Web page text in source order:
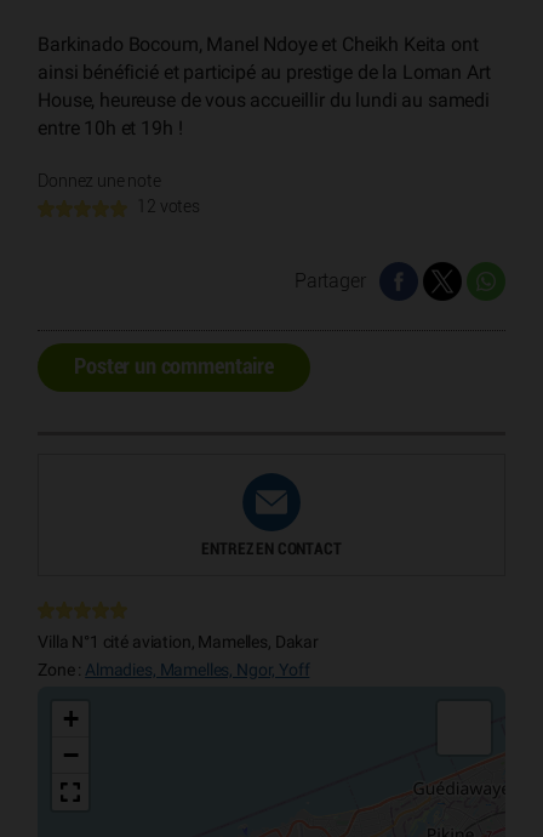
Barkinado Bocoum, Manel Ndoye et Cheikh Keita ont
ainsi bénéficié et participé au prestige de la Loman Art
House, heureuse de vous accueillir du lundi au samedi
entre 10h et 19h !
Donnez une note
12 votes
Partager
Poster un commentaire
ENTREZ EN CONTACT
Villa N°1 cité aviation, Mamelles, Dakar
Zone : Almadies, Mamelles, Ngor, Yoff
+
−